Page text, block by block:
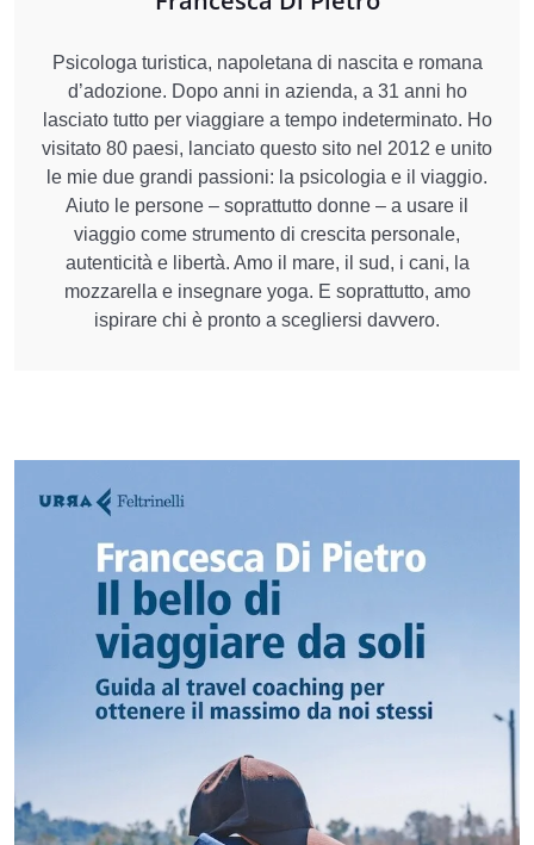
Psicologa turistica, napoletana di nascita e romana
d’adozione. Dopo anni in azienda, a 31 anni ho
lasciato tutto per viaggiare a tempo indeterminato. Ho
visitato 80 paesi, lanciato questo sito nel 2012 e unito
le mie due grandi passioni: la psicologia e il viaggio.
Aiuto le persone – soprattutto donne – a usare il
viaggio come strumento di crescita personale,
autenticità e libertà. Amo il mare, il sud, i cani, la
mozzarella e insegnare yoga. E soprattutto, amo
ispirare chi è pronto a scegliersi davvero.